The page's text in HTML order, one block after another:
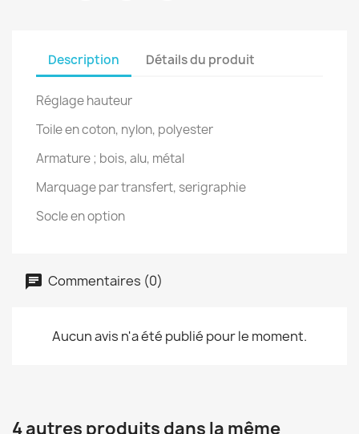
Description Détails du produit
Réglage hauteur
Toile en coton, nylon, polyester
Armature ; bois, alu, métal
Marquage par transfert, serigraphie
Socle en option
Commentaires (0)
Aucun avis n'a été publié pour le moment.
4 autres produits dans la même